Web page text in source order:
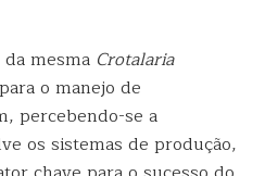
mesma Crotalaria
o manejo de
percebendo-se a
os sistemas de produção,